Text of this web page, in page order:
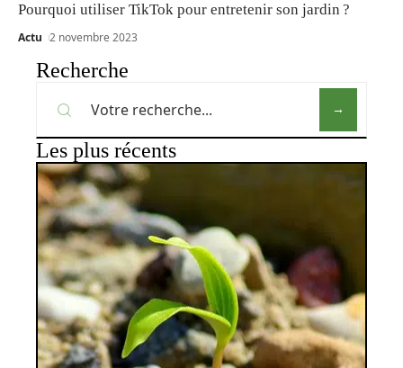
Pourquoi utiliser TikTok pour entretenir son jardin ?
Actu 2 novembre 2023
Recherche
Les plus récents